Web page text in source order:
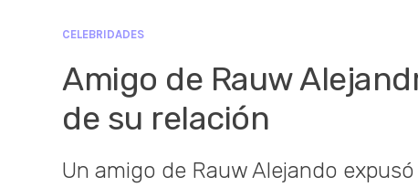
CELEBRIDADES
Amigo de Rauw
de su relación
Un amigo de Rauw Alejando